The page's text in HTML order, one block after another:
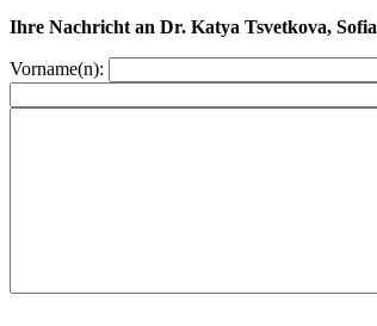
Ihre Nachricht an Dr. Katya Tsvetkova, Sofia
Vorname(n):